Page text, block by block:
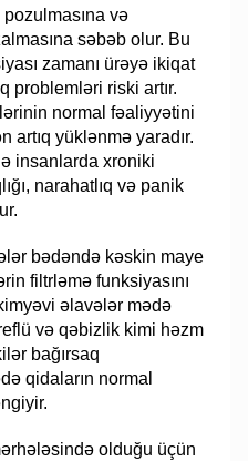
və
səbəb olur. Bu
zamanı ürəyə ikiqat
problemləri riski artır.
normal fəaliyyətini
artıq yüklənmə yaradır.
insanlarda xroniki
narahatlıq və panik
bədəndə kəskin maye
filtrləmə funksiyasını
əlavələr mədə
və qəbizlik kimi həzm
bağırsaq
qidaların normal
olduğu üçün